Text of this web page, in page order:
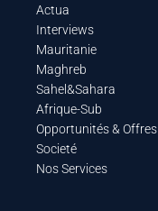
Actua
Interviews
Mauritanie
Maghreb
Sahel&Sahara
Afrique-Sub
Opportunités & Offres
Societé
Nos Services